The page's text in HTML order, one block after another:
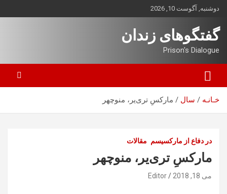
محتوا
بروید
دوشنبه, آگوست 10, 2026
گفتگوهای زندان
Prison's Dialogue
خـانـه سال مارکسِ تری‌یر، منوچهر
در دفاع از مارکسیسم مقالات
مارکسِ تری‌یر، منوچهر
می 18, 2018 Editor